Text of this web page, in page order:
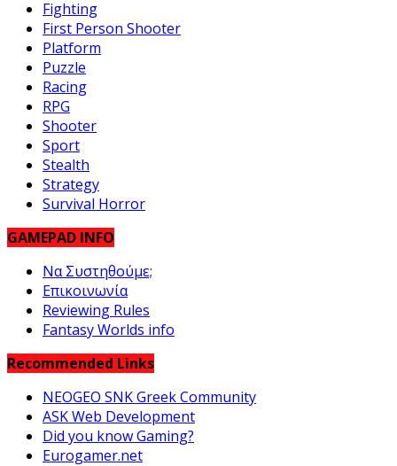
Fighting
First Person Shooter
Platform
Puzzle
Racing
RPG
Shooter
Sport
Stealth
Strategy
Survival Horror
GAMEPAD INFO
Να Συστηθούμε;
Επικοινωνία
Reviewing Rules
Fantasy Worlds info
Recommended Links
NEOGEO SNK Greek Community
ASK Web Development
Did you know Gaming?
Eurogamer.net